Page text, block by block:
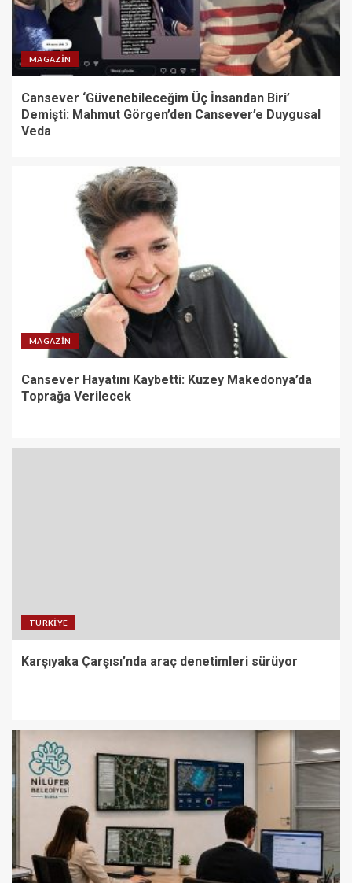
MAGAZIN
Cansever ‘Güvenebileceğim Üç İnsandan Biri’
Demişti: Mahmut Görgen’den Cansever’e Duygusal
Veda
MAGAZIN
Cansever Hayatını Kaybetti: Kuzey Makedonya’da
Toprağa Verilecek
TÜRKIYE
Karşıyaka Çarşısı’nda araç denetimleri sürüyor